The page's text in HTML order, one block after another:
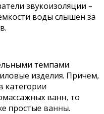
звукоизоляции –
воды слышен за
темпами
изделия. Причем,
категории
ванн, то
простые ванны.